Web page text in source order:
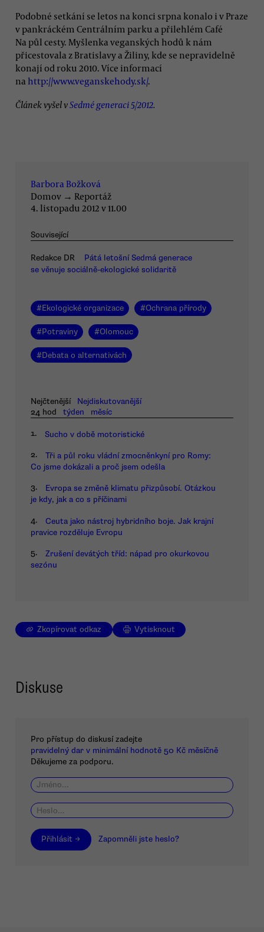
Podobné setkání se letos na konci srpna konalo i v Praze
v pankráckém Centrálním parku a přilehlém Café
Na půl cesty. Myšlenka veganských hodů k nám
přicestovala z Bratislavy a Žiliny, kde se nepravidelně
konají od roku 2010. Více informací
na http://www.veganskehody.sk/.
Článek vyšel vSedmé generaci 5/2012.
Barbora Božková
Domov → Reportáž
4. listopadu 2012 v 11.00
Související
Redakce DR
Pátá letošní Sedmá generace
se věnuje sociálně-ekologické solidaritě
#Ekologické organizace #Ochrana přírody
#Potraviny #Olomouc
#Debata o alternativách
Nejčtenější
Nejdiskutovanější
24 hod
týden měsíc
1. Sucho v době motoristické
2.
Tři a půl roku vládní zmocněnkyní pro Romy:
Co jsme dokázali a proč jsem odešla
3.
Evropa se změně klimatu přizpůsobí. Otázkou
je kdy, jak a co s příčinami
4.
Ceuta jako nástroj hybridního boje. Jak krajní
pravice rozděluje Evropu
5.
Zrušení devátých tříd: nápad pro okurkovou
sezónu
Zkopírovat odkaz Vytisknout
Diskuse
Pro přístup do diskusí zadejte
pravidelný dar v minimální hodnotě 50 Kč měsíčně
Děkujeme za podporu.
Přihlásit → Zapomněli jste heslo?